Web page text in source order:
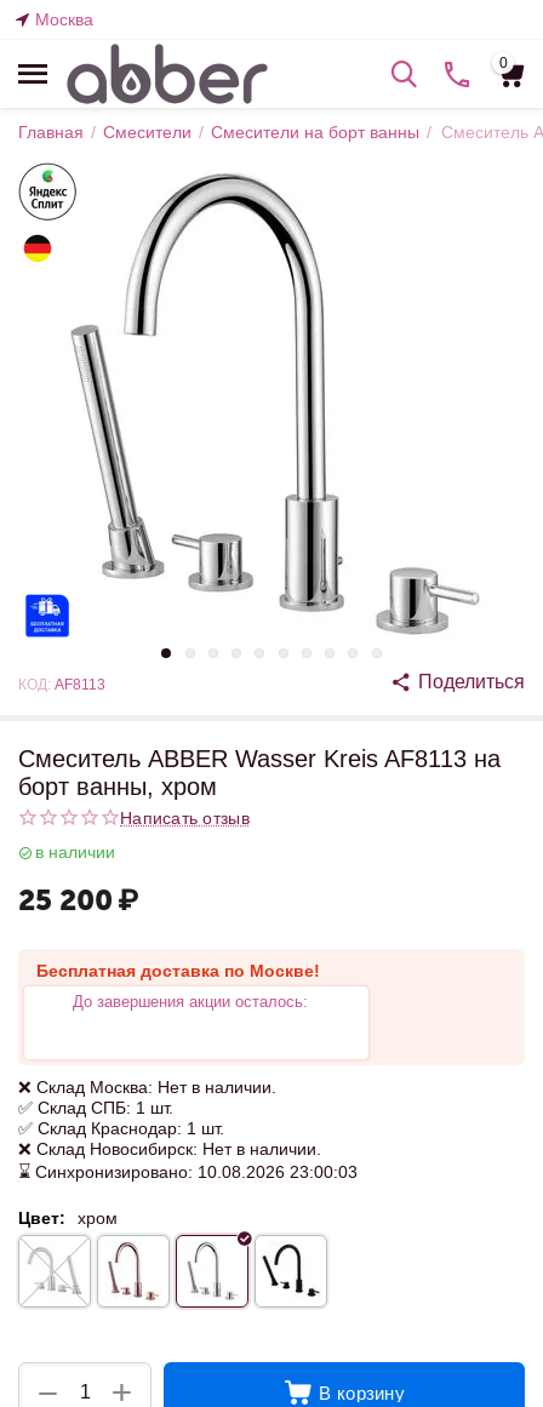
Москва
0
Главная / Смесители / Смесители на борт ванны / Смеситель
КОД: AF8113 Поделиться
Смеситель ABBER Wasser Kreis AF8113 на
борт ванны, хром
Написать отзыв
в наличии
25 200 ₽
Бесплатная доставка по Москве!
До завершения акции осталось:
❌ Склад Москва: Нет в наличии.
✅ Склад СПБ: 1 шт.
✅ Склад Краснодар: 1 шт.
❌ Склад Новосибирск: Нет в наличии.
⌛ Синхронизировано: 10.08.2026 23:00:03
Цвет: хром
+
− В корзину